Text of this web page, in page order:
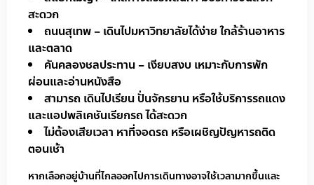
สะดวก
ถนนสุเทพ – เดินไปมหาวิทยาลัยได้ง่าย ใกล้ร้านอาหาร
และตลาด
คันคลองชลประทาน – เงียบสงบ เหมาะกับการพัก
ผ่อนและอ่านหนังสือ
สามารถ เดินไปเรียน ปั่นจักรยาน หรือใช้บริการรถแดง
และแอปพลิเคชันเรียกรถ ได้สะดวก
ไม่ต้องเสียเวลา หาที่จอดรถ หรือเผชิญปัญหารถติด
ตอนเช้า
หากเลือกอยู่บ้านที่ไกลออกไปการเดินทางอาจใช้เวลามากขึ้นและ